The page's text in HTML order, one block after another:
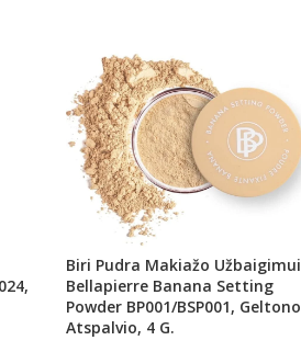
Biri Pudra Makiažo Užbaigimui
Bellapierre Banana Setting
Powder BP001/BSP001, Geltono
Atspalvio, 4 G.